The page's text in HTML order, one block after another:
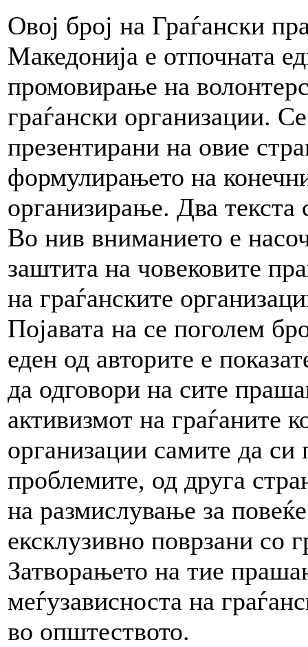
Овој број на Граѓански
Македонија е отпочната
промовирање на
граѓански организации.
презентирани на овие
формулирањето на
организирање. Два текста
Во нив вниманието е
заштита на човековите
на граѓанските
Појавата на сe поголем
еден од авторите е
да одговори на сите
активизмот на граѓаните
организации самите да
проблемите, од друга
на размислување за
ексклузивно поврзани со
Затворањето на тие
меѓузависноста на
во општеството.